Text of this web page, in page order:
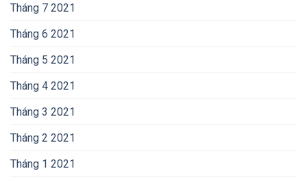
Tháng 7 2021
Tháng 6 2021
Tháng 5 2021
Tháng 4 2021
Tháng 3 2021
Tháng 2 2021
Tháng 1 2021